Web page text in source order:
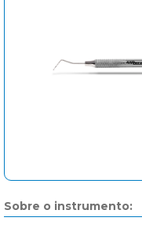
Sobre o instrumento: